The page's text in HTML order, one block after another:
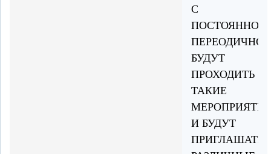
С
ПОСТОЯННОЙ
БУДУТ
ПРОХОДИТЬ
ТАКИЕ
И БУДУТ